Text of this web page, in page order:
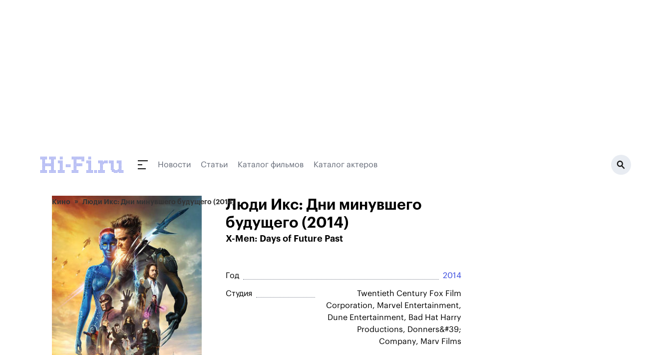
Новости Статьи Каталог фильмов Каталог актеров
Кино Люди Икс: Дни минувшего будущего (2014)Люди Икс: Дни минувшего
будущего (2014)
X-Men: Days of Future Past
Год 2014
Студия
Twentieth Century Fox Film
Corporation, Marvel Entertainment,
Dune Entertainment, Bad Hat Harry
Productions, Donners&#39;
Company, Marv Films